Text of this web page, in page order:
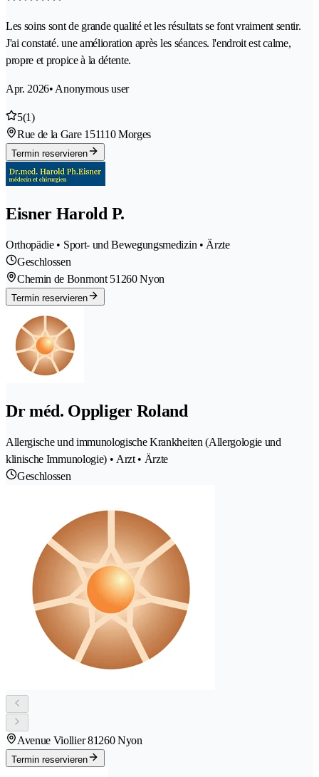
Les soins sont de grande qualité et les résultats se font vraiment sentir.
J'ai constaté. une amélioration après les séances. l'endroit est calme,
propre et propice à la détente.
Apr. 2026• Anonymous user
5(1)
Rue de la Gare 151110 Morges
Termin reservieren
Eisner Harold P.
Orthopädie • Sport- und Bewegungsmedizin • Ärzte
Geschlossen
Chemin de Bonmont 51260 Nyon
Termin reservieren
Dr méd. Oppliger Roland
Allergische und immunologische Krankheiten (Allergologie und
klinische Immunologie) • Arzt • Ärzte
Geschlossen
Avenue Viollier 81260 Nyon
Termin reservieren